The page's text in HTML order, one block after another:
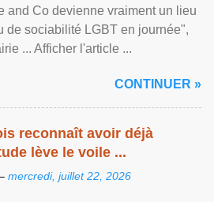
and Co devienne vraiment un lieu
de sociabilité LGBT en journée",
... Afficher l'article ...
CONTINUER »
reconnaît avoir déjà
lève le voile ...
mercredi, juillet 22, 2026